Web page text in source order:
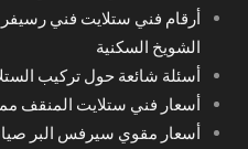
أرقام فني ستلايت فني
الشويخ السكنية
أسئلة شائعة حول تركيب
أسعار فني ستلايت المنقف
أسعار مقوي سيرفس البر